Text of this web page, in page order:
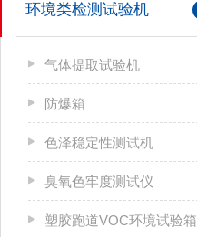
环境类检测试验机
气体提取试验机
防爆箱
色泽稳定性测试机
臭氧色牢度测试仪
塑胶跑道VOC环境试验箱